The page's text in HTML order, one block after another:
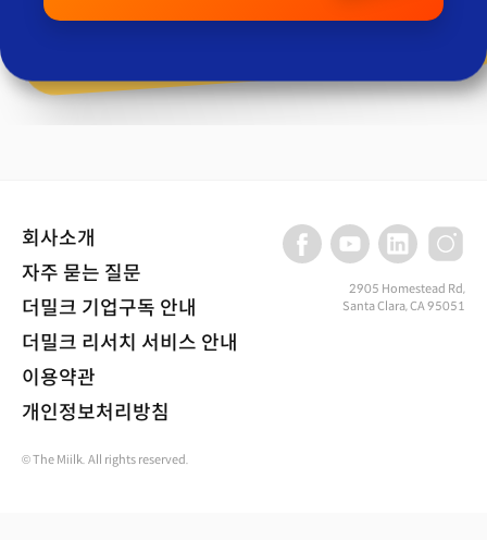
회사소개
자주 묻는 질문
더밀크 기업구독 안내
더밀크 리서치 서비스 안내
이용약관
개인정보처리방침
2905 Homestead Rd,
Santa Clara, CA 95051
© The Miilk. All rights reserved.